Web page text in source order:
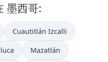
墨西哥:
Cuautitlán Izcalli
Mazatlán